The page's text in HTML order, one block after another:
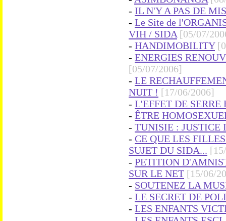
- IL N'Y A PAS DE
- Le Site de
VIH / SIDA [05/07/
- HANDIMOBILITY
- ENERGIES
[05/07/2006]
- LE
NUIT ! [17/06/2006]
- L'EFFET DE SERRE
- ÊTRE
- TUNISIE : JUSTICE
- CE QUE LES
SUJET DU SIDA...
- PETITION
SUR LE NET [15/06/
- SOUTENEZ LA
- LE SECRET DE
- LES ENFANTS